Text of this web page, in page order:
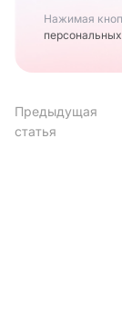
Нажимая
Предыдущая
статья